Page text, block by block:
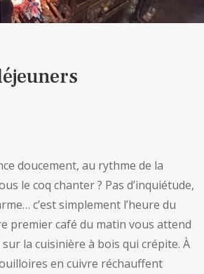
doucement, au rythme de la
le coq chanter ? Pas d’inquiétude,
c’est simplement l’heure du
premier café du matin vous attend
la cuisinière à bois qui crépite. À
en cuivre réchauffent